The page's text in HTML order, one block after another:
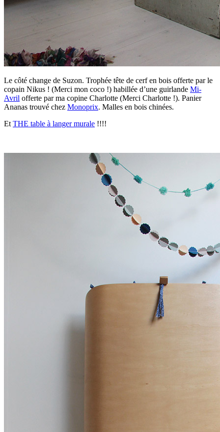
Le côté change de Suzon. Trophée tête de cerf en bois offerte par le
copain Nikus ! (Merci mon coco !) habillée d’une guirlande Mi-
Avril offerte par ma copine Charlotte (Merci Charlotte !). Panier
Ananas trouvé chez Monoprix. Malles en bois chinées.
EtTHE table à langer murale !!!!